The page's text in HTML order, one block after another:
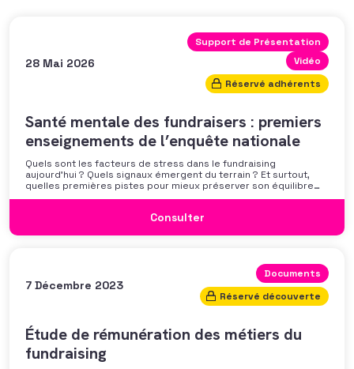
28 Mai 2026
Support de Présentation
Vidéo
Réservé adhérents
Santé mentale des fundraisers : premiers
enseignements de l’enquête nationale
Quels sont les facteurs de stress dans le fundraising
aujourd’hui ? Quels signaux émergent du terrain ? Et surtout,
quelles premières pistes pour mieux préserver son équilibre
professionnel ? L’AFF vous propose un webinaire pour découvrir
discussion autour des mécanismes
Consulter
7 Décembre 2023
Documents
Réservé découverte
Étude de rémunération des métiers du
fundraising